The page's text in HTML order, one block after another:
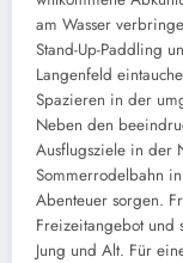
am Wasser
Stand-Up-Paddling
Langenfeld
Spazieren in der
Neben den
Ausflugsziele in der
Sommerrodelbahn
Abenteuer sorgen.
Freizeitangebot und
Jung und Alt. Für